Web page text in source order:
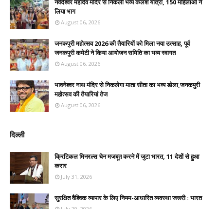
नर्वदेश्वर महादेव मंदिर से निकली भव्य कलश यात्रा, 150 महिलाओं ने
लिया भाग
August 06, 2026
जनकपुरी महोत्सव 2026 की तैयारियों को मिला नया उत्साह, पूर्व
जनकपुरी कमेटी ने किया आयोजन समिति का भव्य स्वागत
August 06, 2026
भावनेश्वर नाथ मंदिर से निकलेगा माता सीता का भव्य डोला,जनकपुरी
महोत्सव की तैयारियां तेज
August 06, 2026
दिल्ली
क्रिटिकल मिनरल्स चेन मजबूत करने में जुटा भारत, 11 देशों से हुआ
करार
July 31, 2026
सुरक्षित वैश्विक व्यापार के लिए नियम-आधारित व्यवस्था जरूरी : भारत